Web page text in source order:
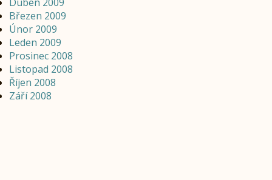
Březen 2009
Únor 2009
Leden 2009
Prosinec 2008
Listopad 2008
Říjen 2008
Září 2008